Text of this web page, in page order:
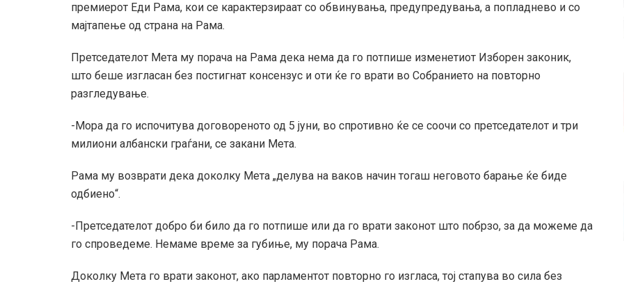
премиерот Еди Рама, кои се карактерзираат со обвинувања, предупредувања, а попладнево и со
мајтапење од страна на Рама.
Претседателот Мета му порача на Рама дека нема да го потпише изменетиот Изборен законик,
што беше изгласан без постигнат консензус и оти ќе го врати во Собранието на повторно
разгледување.
-Мора да го испочитува договореното од 5 јуни, во спротивно ќе се соочи со претседателот и три
милиони албански граѓани, се закани Мета.
Рама му возврати дека доколку Мета „делува на ваков начин тогаш неговото барање ќе биде
одбиено“.
-Претседателот добро би било да го потпише или да го врати законот што побрзо, за да можеме да
го спроведеме. Немаме време за губиње, му порача Рама.
Доколку Мета го врати законот, ако парламентот повторно го изгласа, тој стапува во сила без